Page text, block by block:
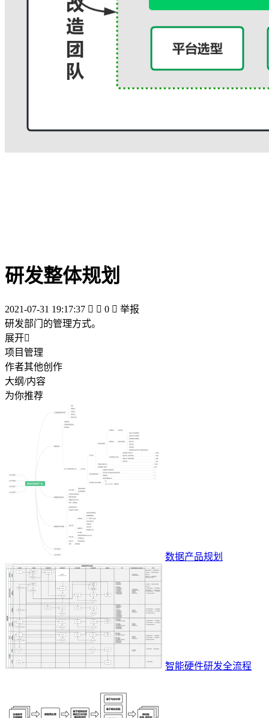
研发整体规划
2021-07-31 19:17:37   0  举报
研发部门的管理方式。
展开
项目管理
作者其他创作
大纲/内容
为你推荐
数据产品规划
智能硬件研发全流程